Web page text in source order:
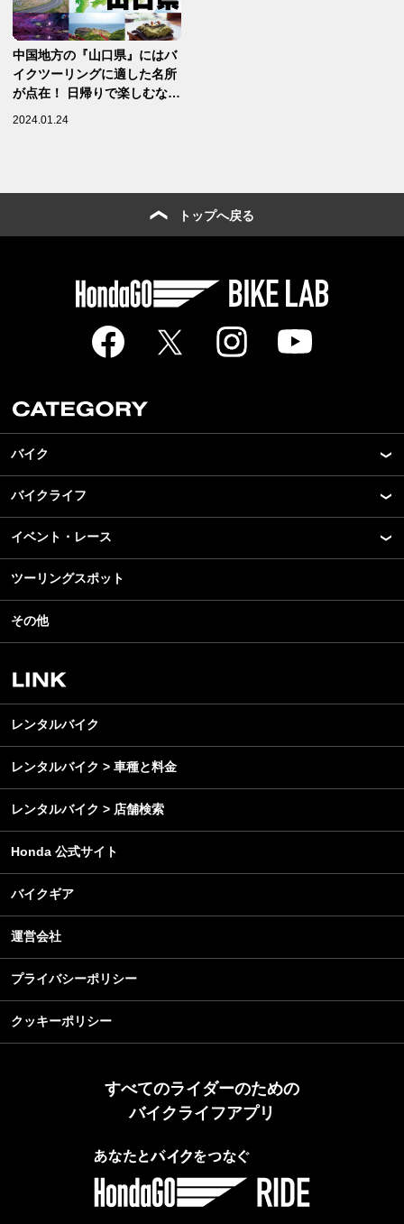
中国地方の『山口県』にはバ
イクツーリングに適した名所
が点在！ 日帰りで楽しむなら
2024.01.24
トップへ戻る
バイク
New Model Show
モデル情報
カスタマイズパーツ
テクノロジー
名車・旧車
ビジネス
バイクライフ
アプリ
ライディングギア
ツーリング
アウトドア
レンタルバイク
イベント・レース
モータースポーツ
イベント
スクール・レッスン
ツーリングスポット
その他
レンタルバイク
レンタルバイク > 車種と料金
レンタルバイク > 店舗検索
Honda 公式サイト
バイクギア
運営会社
プライバシーポリシー
クッキーポリシー
すべてのライダーのための
バイクライフアプリ